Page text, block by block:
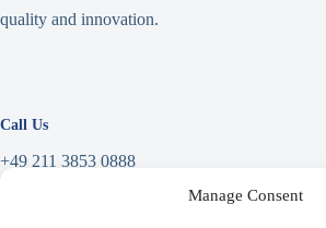
Manage Consent
quality and innovation.
Call Us
+49 211 3853 0888